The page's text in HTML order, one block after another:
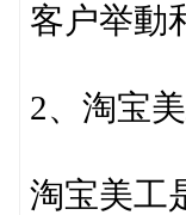
客户举動
2、淘宝
淘宝美工